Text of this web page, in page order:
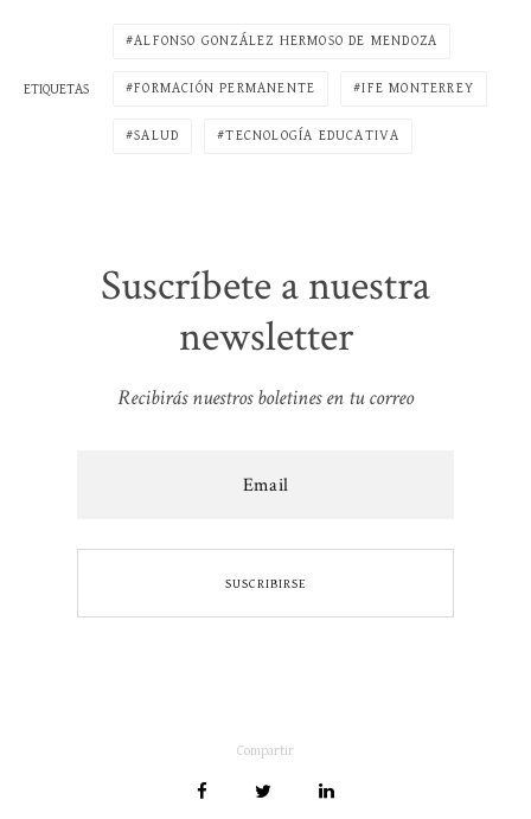
ETIQUETAS
ALFONSO GONZÁLEZ HERMOSO DE MENDOZA
FORMACIÓN PERMANENTE IFE MONTERREY
SALUD TECNOLOGÍA EDUCATIVA
Suscríbete a nuestra
newsletter
Recibirás nuestros boletines en tu correo
Compartir